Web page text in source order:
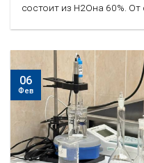
состоит из Н2Она 60%. От
06
Фев